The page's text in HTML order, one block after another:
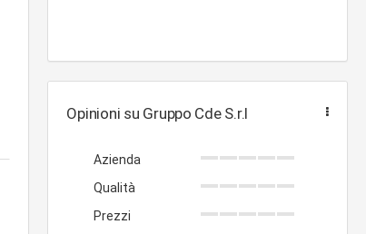
Opinioni su Gruppo Cde S.r.l
Azienda
Qualità
Prezzi